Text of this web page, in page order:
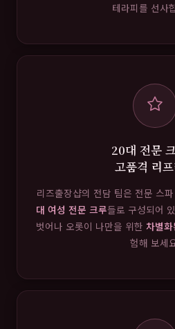
테라피를 선사
20대 전문
고품격 리
리즈출장샵의 전담 팀은 전문 스
대 여성 전문 크루들로 구성되어
벗어나 오롯이 나만을 위한 차별
험해 보세